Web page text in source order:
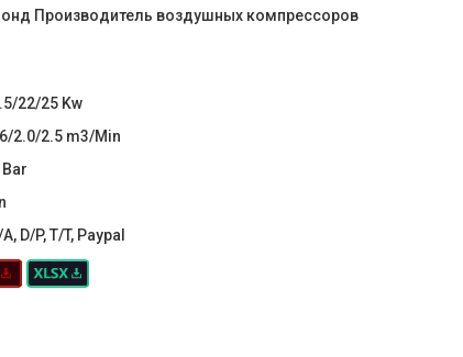
Производитель воздушных компрессоров
22/25 Kw
2.0/2.5 m3/Min
D/P, T/T, Paypal